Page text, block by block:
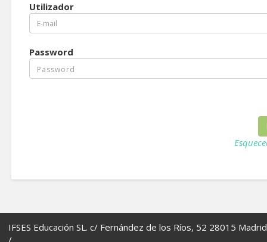
Utilizador
Password
IFSES Educación SL. c/ Fernández de los Ríos, 52 28015